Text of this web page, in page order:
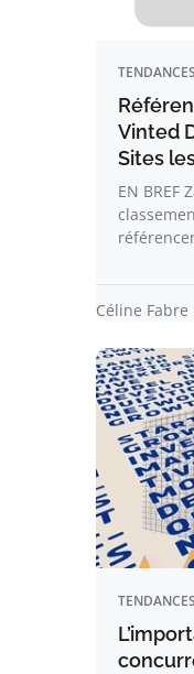
Vinted
Sites
EN BREF
Céline Fabre